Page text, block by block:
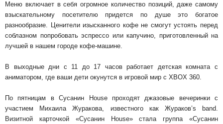
Меню включает в себя огромное количество позиций, даже самому
взыскательному посетителю придется по душе это богатое
разнообразие. Ценители изысканного кофе не смогут устоять перед
соблазном попробовать эспрессо или капучино, приготовленный на
лучшей в нашем городе кофе-машине.
В выходные дни с 11 до 17 часов работает детская комната с
аниматором, где ваши дети окунутся в игровой мир с XBOX 360.
По пятницам в Сусанин House проходят джазовые вечеринки с
участием Михаила Журакова, известного как Жураков’s band.
Визитной карточкой «Сусанин House» стала группа «Сусанин